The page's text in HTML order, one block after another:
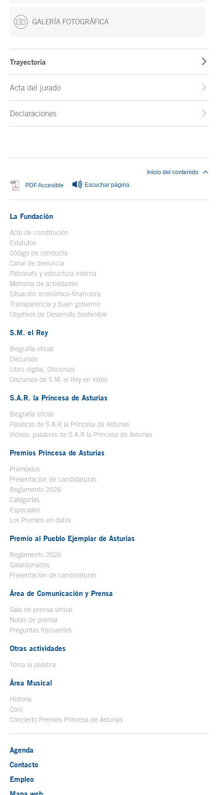
GALERÍA FOTOGRÁFICA
Trayectoria
Acta del jurado
Declaraciones
PDF Accesible Se abre en ventana nueva
Escuchar página
Inicio del contenido
La Fundación
Acto de constitución
Estatutos
Código de conducta
Canal de denuncia
Patronato y estructura interna
Memoria de actividades
Situación económico-financiera
Transparencia y buen gobierno
Objetivos de Desarrollo Sostenible
S.M. el Rey
Biografía oficial
Discursos
Libro digital. Discursos
Discursos de S.M. el Rey en vídeo
S.A.R. la Princesa de Asturias
Biografía oficial
Palabras de S.A.R la Princesa de Asturias
Videos: palabras de S.A.R la Princesa de Asturias
Premios Princesa de Asturias
Premiados
Presentación de candidaturas
Reglamento 2026
Categorías
Especiales
Los Premios en datos
Premio al Pueblo Ejemplar de Asturias
Reglamento 2026
Galardonados
Presentación de candidaturas
Área de Comunicación y Prensa
Sala de prensa virtual
Notas de prensa
Preguntas frecuentes
Otras actividades
Toma la palabra
Área Musical
Historia
Coro
Concierto Premios Princesa de Asturias
Agenda
Contacto
Empleo